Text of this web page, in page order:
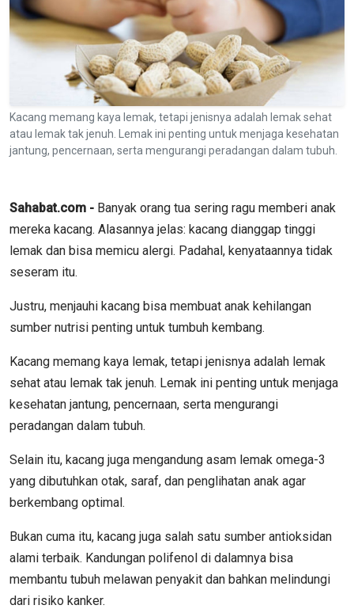
Kacang memang kaya lemak, tetapi jenisnya adalah lemak sehat
atau lemak tak jenuh. Lemak ini penting untuk menjaga kesehatan
jantung, pencernaan, serta mengurangi peradangan dalam tubuh.
Sahabat.com - Banyak orang tua sering ragu memberi anak
mereka kacang. Alasannya jelas: kacang dianggap tinggi
lemak dan bisa memicu alergi. Padahal, kenyataannya tidak
seseram itu.
Justru, menjauhi kacang bisa membuat anak kehilangan
sumber nutrisi penting untuk tumbuh kembang.
Kacang memang kaya lemak, tetapi jenisnya adalah lemak
sehat atau lemak tak jenuh. Lemak ini penting untuk menjaga
kesehatan jantung, pencernaan, serta mengurangi
peradangan dalam tubuh.
Selain itu, kacang juga mengandung asam lemak omega-3
yang dibutuhkan otak, saraf, dan penglihatan anak agar
berkembang optimal.
Bukan cuma itu, kacang juga salah satu sumber antioksidan
alami terbaik. Kandungan polifenol di dalamnya bisa
membantu tubuh melawan penyakit dan bahkan melindungi
dari risiko kanker.